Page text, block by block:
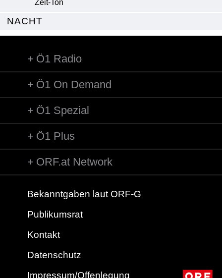
Zeit-Ton
NACHT
Ö1 Radio
Ö1 On Demand
Ö1 Spezial
Ö1 Plus
ORF.at Network
Bekanntgaben laut ORF-G
Publikumsrat
Kontakt
Datenschutz
Impressum/Offenlegung